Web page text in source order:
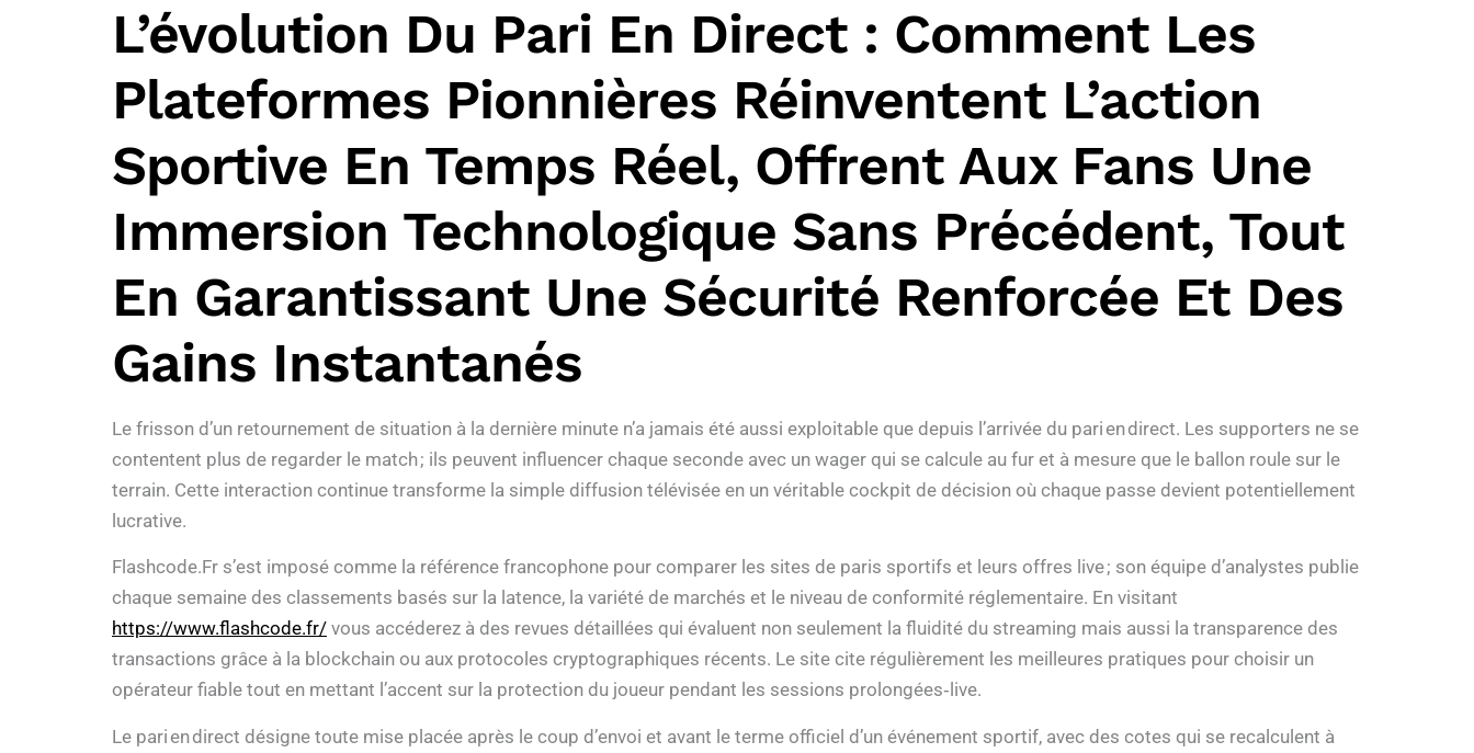
L’évolution Du Pari En Direct : Comment Les
Plateformes Pionnières Réinventent L’action
Sportive En Temps Réel, Offrent Aux Fans Une
Immersion Technologique Sans Précédent, Tout
En Garantissant Une Sécurité Renforcée Et Des
Gains Instantanés
Le frisson d’un retournement de situation à la dernière minute n’a jamais été aussi exploitable que depuis l’arrivée du pari en direct. Les supporters ne se
contentent plus de regarder le match ; ils peuvent influencer chaque seconde avec un wager qui se calcule au fur et à mesure que le ballon roule sur le
terrain. Cette interaction continue transforme la simple diffusion télévisée en un véritable cockpit de décision où chaque passe devient potentiellement
lucrative.
Flashcode.Fr s’est imposé comme la référence francophone pour comparer les sites de paris sportifs et leurs offres live ; son équipe d’analystes publie
chaque semaine des classements basés sur la latence, la variété de marchés et le niveau de conformité réglementaire. En visitant
https://www.flashcode.fr/ vous accéderez à des revues détaillées qui évaluent non seulement la fluidité du streaming mais aussi la transparence des
transactions grâce à la blockchain ou aux protocoles cryptographiques récents. Le site cite régulièrement les meilleures pratiques pour choisir un
opérateur fiable tout en mettant l’accent sur la protection du joueur pendant les sessions prolongées‑live.
Le pari en direct désigne toute mise placée après le coup d’envoi et avant le terme officiel d’un événement sportif, avec des cotes qui se recalculent à